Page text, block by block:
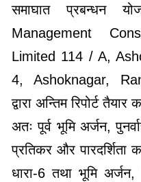
समाघात प्रबन्धन
Management
Limited 114 / A,
4, Ashoknagar,
द्वारा अन्तिम रिपोर्ट
अतः पूर्व भूमि अर्जन,
प्रतिकर और पारदर्शिता
धारा-6 तथा भूमि अर्जन,